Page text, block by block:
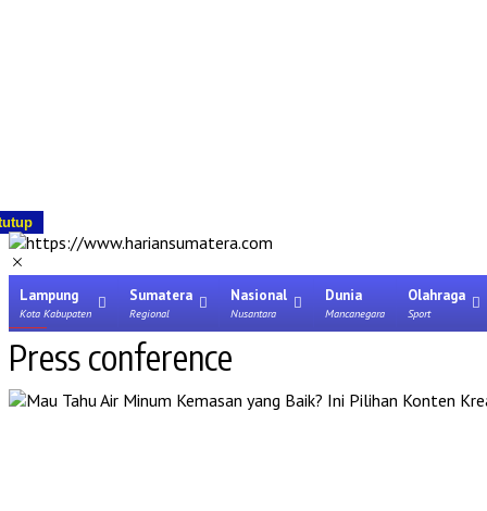
Lampung
Kota Kabupaten
Sumatera
Regional
Nasional
Nusantara
Dunia
Mancanegara
Olahraga
Sport
Press conference